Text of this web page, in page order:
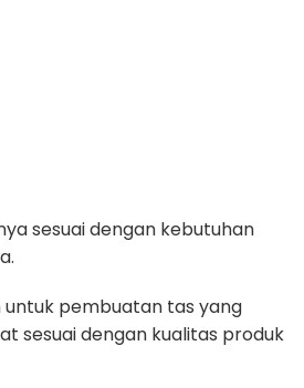
sesuai dengan kebutuhan
untuk pembuatan tas yang
sesuai dengan kualitas produk